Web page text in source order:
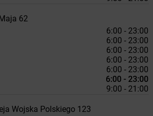
62
6:00 - 23:00
6:00 - 23:00
6:00 - 23:00
6:00 - 23:00
6:00 - 23:00
6:00 - 23:00
9:00 - 21:00
Wojska Polskiego 123